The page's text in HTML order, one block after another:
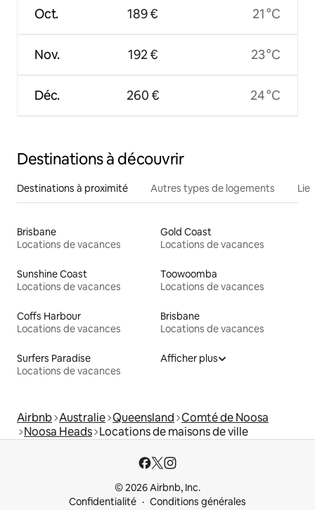
Oct.
Nov.
Déc.
189 €
192 €
260 €
21 °C
23 °C
24 °C
Destinations à découvrir
Destinations à proximité Autres types de logements
Brisbane
Locations de vacances
Gold Coast
Locations de vacances
Sunshine Coast
Locations de vacances
Toowoomba
Locations de vacances
Coffs Harbour
Locations de vacances
Brisbane
Locations de vacances
Surfers Paradise
Locations de vacances
Afficher plus
Airbnb Australie Queensland Comté de Noosa
Noosa Heads Locations de maisons de ville
© 2026 Airbnb, Inc.
Confidentialité
Conditions générales